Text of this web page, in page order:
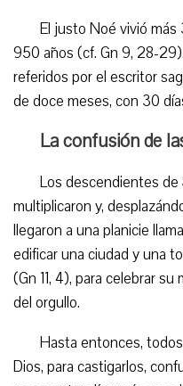
El justo Noé vivió
950 años (cf. Gn 9, 28-
referidos por el escritor
de doce meses, con 30
La confusión de
Los descendientes de
multiplicaron y,
llegaron a una planicie
edificar una ciudad y una
(Gn 11, 4), para celebrar
del orgullo.
Hasta entonces,
Dios, para castigarlos,